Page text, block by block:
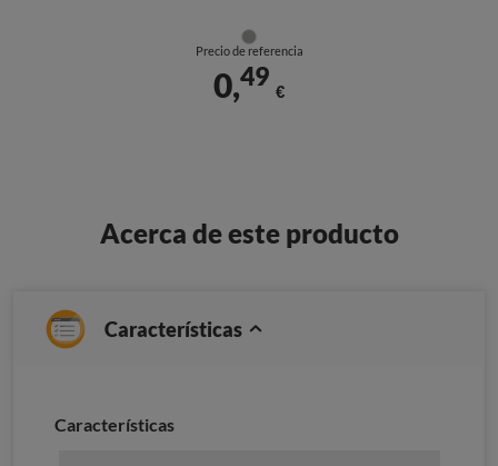
Precio de referencia
0,49
€
Acerca de este producto
Características
Caracterí­sticas